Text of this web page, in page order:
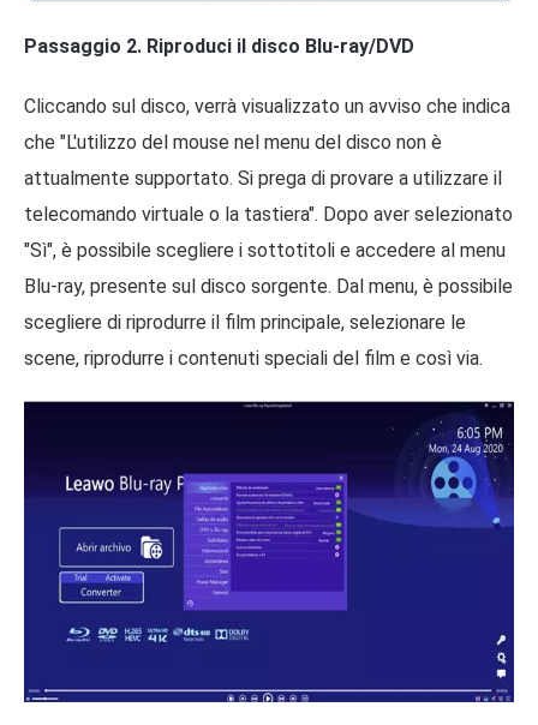
Passaggio 2. Riproduci il disco Blu-ray/DVD
Cliccando sul disco, verrà visualizzato un avviso che indica
che "L'utilizzo del mouse nel menu del disco non è
attualmente supportato. Si prega di provare a utilizzare il
telecomando virtuale o la tastiera". Dopo aver selezionato
"Sì", è possibile scegliere i sottotitoli e accedere al menu
Blu-ray, presente sul disco sorgente. Dal menu, è possibile
scegliere di riprodurre il film principale, selezionare le
scene, riprodurre i contenuti speciali del film e così via.